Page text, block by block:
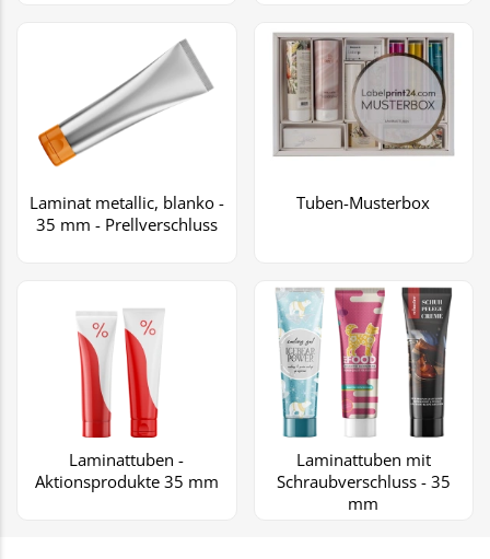
Laminat metallic, blanko -
35 mm - Prellverschluss
Tuben-Musterbox
Laminattuben -
Aktionsprodukte 35 mm
Laminattuben mit
Schraubverschluss - 35
mm